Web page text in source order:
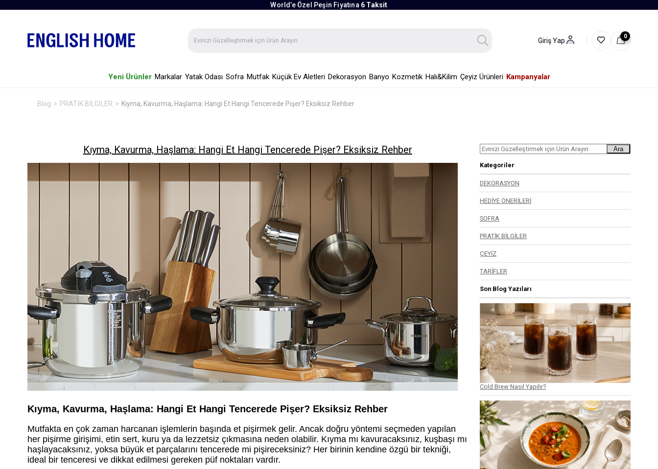
World’e Özel Peşin Fiyatına 6 Taksit
Giriş Yap
0
Yeni Ürünler Markalar Yatak Odası Sofra Mutfak Küçük Ev Aletleri Dekorasyon Banyo Kozmetik Halı&Kilim Çeyiz Ürünleri Kampanyalar
Blog PRATİK BİLGİLER Kıyma, Kavurma, Haşlama: Hangi Et Hangi Tencerede Pişer? Eksiksiz Rehber
Kıyma, Kavurma, Haşlama: Hangi Et Hangi Tencerede Pişer? Eksiksiz Rehber
Kıyma, Kavurma, Haşlama: Hangi Et Hangi Tencerede Pişer? Eksiksiz Rehber
Mutfakta en çok zaman harcanan işlemlerin başında et pişirmek gelir. Ancak doğru yöntemi seçmeden yapılan
her pişirme girişimi, etin sert, kuru ya da lezzetsiz çıkmasına neden olabilir. Kıyma mı kavuracaksınız, kuşbaşı mı
haşlayacaksınız, yoksa büyük et parçalarını tencerede mi pişireceksiniz? Her birinin kendine özgü bir tekniği,
ideal bir tenceresi ve dikkat edilmesi gereken püf noktaları vardır.
Ara
Kategoriler
DEKORASYON
HEDİYE ÖNERİLERİ
SOFRA
PRATİK BİLGİLER
ÇEYİZ
TARİFLER
Son Blog Yazıları
Cold Brew Nasıl Yapılır?